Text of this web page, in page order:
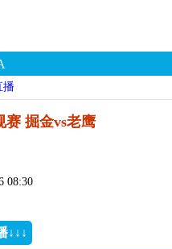
播
赛 掘金vs老鹰
08:30
↓↓↓